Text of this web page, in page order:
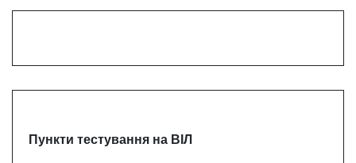
Пункти тестування на ВІЛ